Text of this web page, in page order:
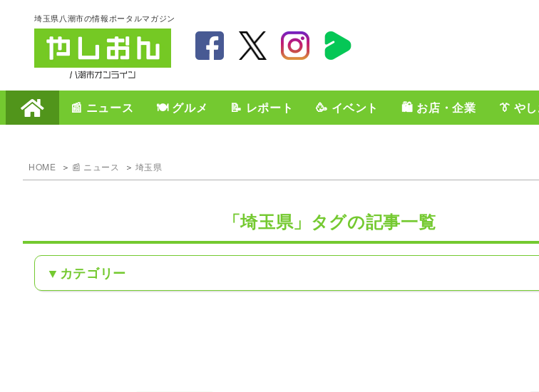
埼玉県八潮市の情報ポータルマガジン
📰 ニュース 🍽️ グルメ 📝 レポート 🥳 イベント 🛍️ お店・企業 👔 や
HOME 📰 ニュース 埼玉県
「埼玉県」タグの記事一覧
カテゴリー